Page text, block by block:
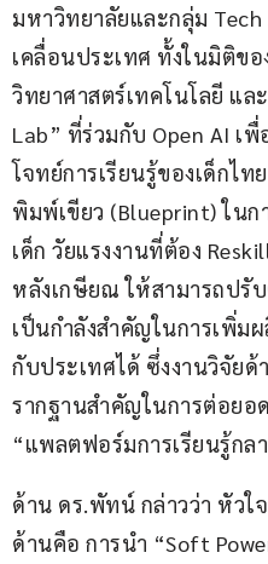
มหาวิทยาลัยและกลุ่ม
เคลื่อนประเทศ ทั้งในมิติ
วิทยาศาสตร์เทคโนโลยี แล
Lab” ที่ร่วมกับ Open AI
โจทย์การเรียนรู้ของเด็กไ
พิมพ์เขียว (Blueprint) ใน
เด็ก วัยแรงงานที่ต้อง
หลังเกษียณ ให้สามารถปรั
เป็นกำลังสำคัญในการเพิ่ม
กับประเทศได้ ซึ่งงานวิจัย
รากฐานสำคัญในการต่อยอ
“แพลตฟอร์มการเรียนรู้กล
ด้าน ดร.พัทน์ กล่าวว่า หัวใ
ด้านคือ การนำ “Soft